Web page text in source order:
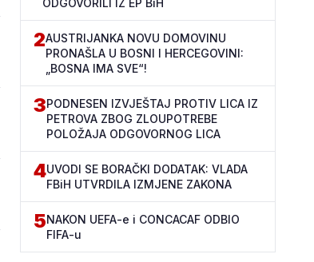
ODGOVORILI IZ EP BiH
2AUSTRIJANKA NOVU DOMOVINU
PRONAŠLA U BOSNI I HERCEGOVINI:
„BOSNA IMA SVE“!
3PODNESEN IZVJEŠTAJ PROTIV LICA IZ
PETROVA ZBOG ZLOUPOTREBE
POLOŽAJA ODGOVORNOG LICA
4UVODI SE BORAČKI DODATAK: VLADA
FBiH UTVRDILA IZMJENE ZAKONA
5NAKON UEFA-e i CONCACAF ODBIO
FIFA-u